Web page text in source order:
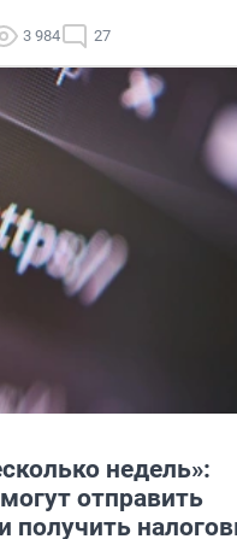
3 984 27
недель»:
отправить
получить